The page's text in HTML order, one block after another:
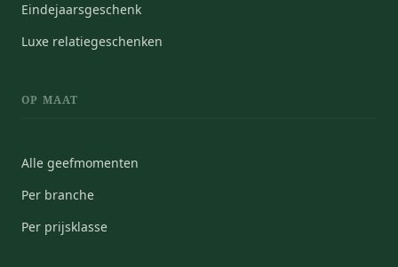
Eindejaarsgeschenk
Luxe relatiegeschenken
OP MAAT
Alle geefmomenten
Per branche
Per prijsklasse